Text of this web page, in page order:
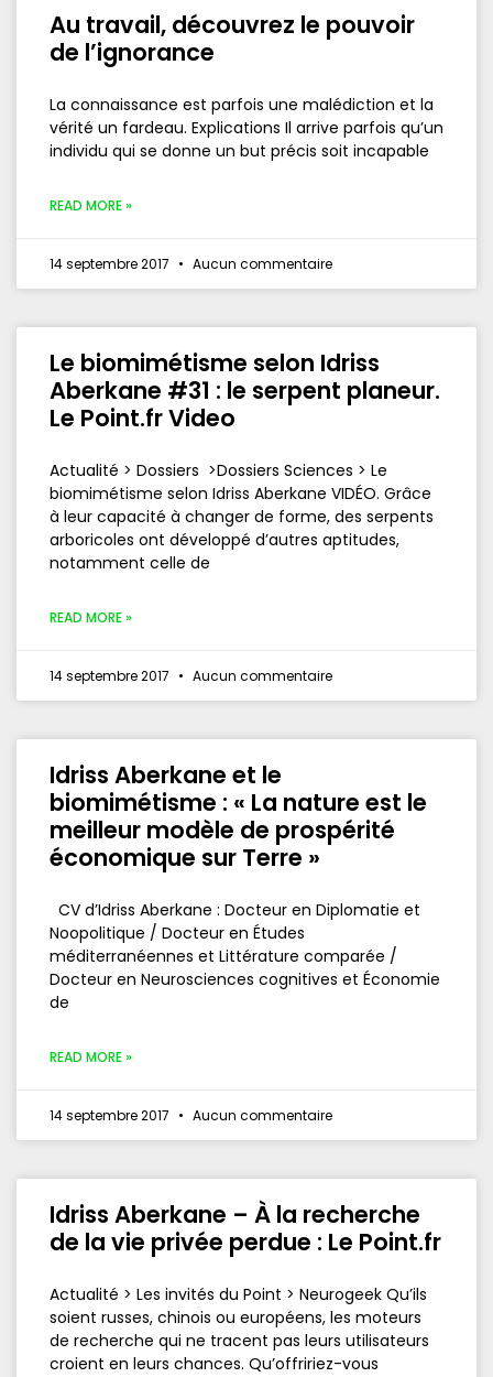
Au travail, découvrez le pouvoir
de l’ignorance
La connaissance est parfois une malédiction et la
vérité un fardeau. Explications Il arrive parfois qu’un
individu qui se donne un but précis soit incapable
READ MORE »
14 septembre 2017 Aucun commentaire
Le biomimétisme selon Idriss
Aberkane #31 : le serpent planeur.
Le Point.fr Video
Actualité > Dossiers >Dossiers Sciences > Le
biomimétisme selon Idriss Aberkane VIDÉO. Grâce
à leur capacité à changer de forme, des serpents
arboricoles ont développé d’autres aptitudes,
notamment celle de
READ MORE »
14 septembre 2017 Aucun commentaire
Idriss Aberkane et le
biomimétisme : « La nature est le
meilleur modèle de prospérité
économique sur Terre »
CV d’Idriss Aberkane : Docteur en Diplomatie et
Noopolitique / Docteur en Études
méditerranéennes et Littérature comparée /
Docteur en Neurosciences cognitives et Économie
de
READ MORE »
14 septembre 2017 Aucun commentaire
Idriss Aberkane – À la recherche
de la vie privée perdue : Le Point.fr
Actualité > Les invités du Point > Neurogeek Qu’ils
soient russes, chinois ou européens, les moteurs
de recherche qui ne tracent pas leurs utilisateurs
croient en leurs chances. Qu’offririez-vous